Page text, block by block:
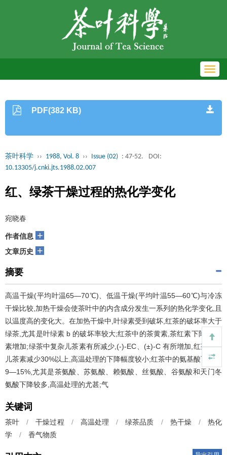
PDF(382 KB)
茶叶科学 ›› 1988, Vol. 8 ›› Issue (02) : 47-52.
DOI:
10.13305/j.cnki.jts.1988.02.007
红、绿茶干燥过程的热化学变化
宛晓春
作者信息 +
文章历史 +
摘要
高温干燥(平均叶温65—70℃)、低温干燥(平均叶温55—60℃)与冷冻
干燥比较,加热干燥会使茶叶中的内含成分发生一系列的热化学变化,且
以温度高的变化大。在加热干燥中,叶绿素受到破坏,红茶的破坏率大于
绿茶,尤其是叶绿素 b 的破坏率较大;红茶中的茶黄素,茶红素下降,茶褐
素增加;绿茶中复杂儿茶素有所减少,(-)-EC、(±)-C 有所增加,红茶中的
儿茶素减少30%以上,高温处理的下降幅度较小;红茶中的氨基酸下降了
9—15%,尤其是茶氨酸、苏氨酸、赖氨酸、丝氨酸、谷氨酸和天门冬
氨酸下降较多,高温处理的尤甚;气
关键词
茶叶 / 干燥过程 / 高温处理 / 绿茶品质 / 热干燥 /
热化
学
/ 香气物质